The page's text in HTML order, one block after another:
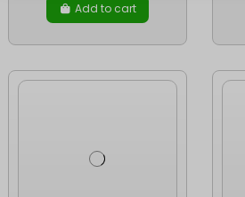
Add to cart